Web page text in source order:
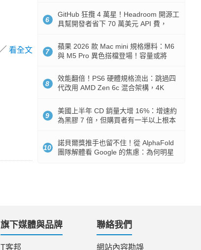
看全文
6
GitHub 狂攬 4 萬星！Headroom 開源工
具幫開發者省下 70 萬美元 API 費，
7
蘋果 2026 款 Mac mini 規格爆料：M6
與 M5 Pro 異色搭檔登場！容量或將
8
效能翻倍！PS6 硬體規格流出：跳過四
代改用 AMD Zen 6c 混合架構，4K
9
美國上半年 CD 銷量大增 16%：增速約
為黑膠 7 倍，但購買者有一半以上根本
10
諾貝爾獎推手也留不住！從 AlphaFold
團隊解體看 Google 的焦慮：為何明星
旗下媒體與品牌
T客邦
聯絡我們
網站內容勘誤